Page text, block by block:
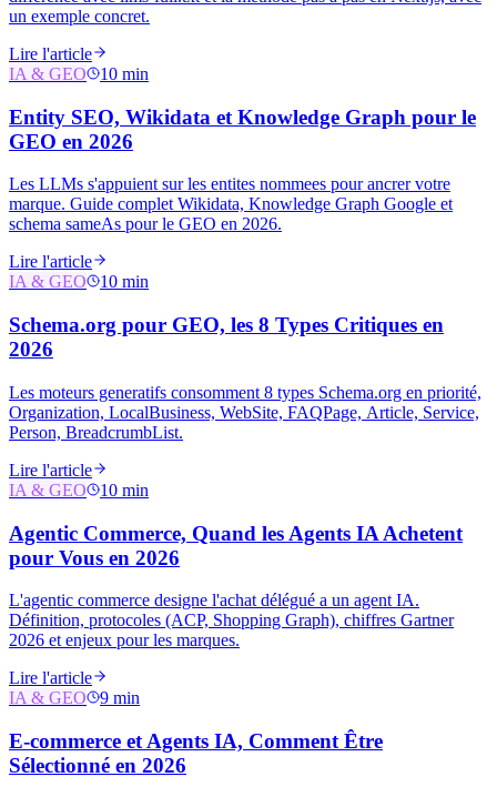
un exemple concret.
Lire l'article
IA & GEO
10 min
Entity SEO, Wikidata et Knowledge Graph pour le
GEO en 2026
Les LLMs s'appuient sur les entites nommees pour ancrer votre
marque. Guide complet Wikidata, Knowledge Graph Google et
schema sameAs pour le GEO en 2026.
Lire l'article
IA & GEO
10 min
Schema.org pour GEO, les 8 Types Critiques en
2026
Les moteurs generatifs consomment 8 types Schema.org en priorité,
Organization, LocalBusiness, WebSite, FAQPage, Article, Service,
Person, BreadcrumbList.
Lire l'article
IA & GEO
10 min
Agentic Commerce, Quand les Agents IA Achetent
pour Vous en 2026
L'agentic commerce designe l'achat délégué a un agent IA.
Définition, protocoles (ACP, Shopping Graph), chiffres Gartner
2026 et enjeux pour les marques.
Lire l'article
IA & GEO
9 min
E-commerce et Agents IA, Comment Être
Sélectionné en 2026